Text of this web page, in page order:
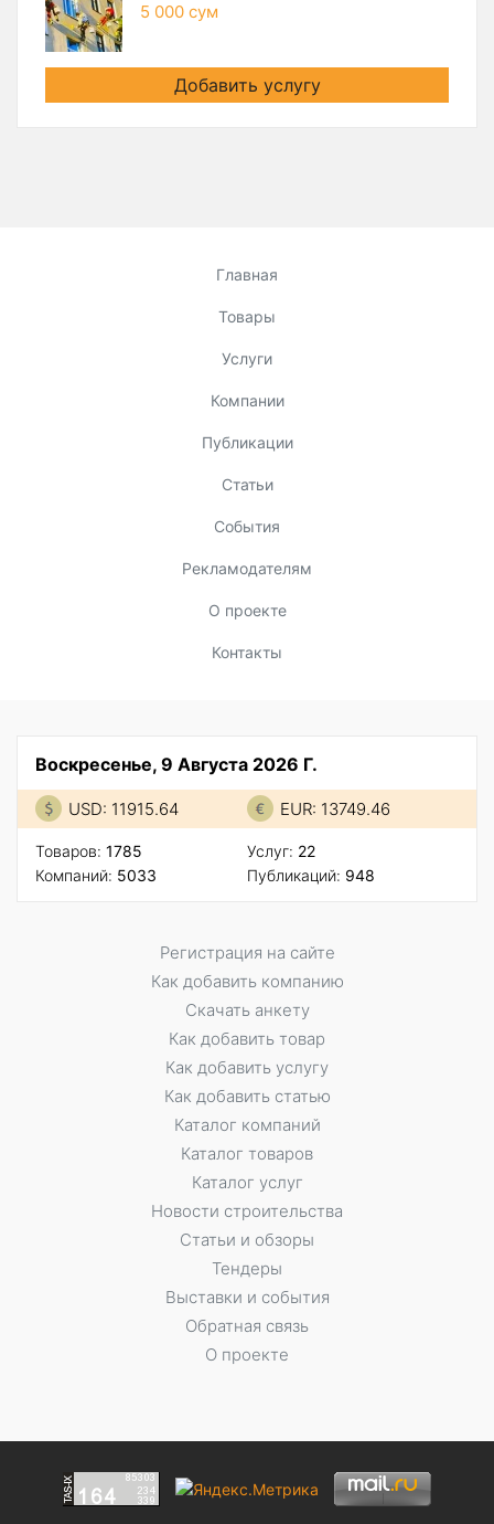
5 000 сум
Добавить услугу
Главная
Товары
Услуги
Компании
Публикации
Статьи
События
Рекламодателям
О проекте
Контакты
Воскресенье, 9 Августа 2026 Г.
USD: 11915.64 EUR: 13749.46
Товаров: 1785
Компаний: 5033
Услуг: 22
Публикаций: 948
Регистрация на сайте
Как добавить компанию
Скачать анкету
Как добавить товар
Как добавить услугу
Как добавить статью
Каталог компаний
Каталог товаров
Каталог услуг
Новости строительства
Статьи и обзоры
Тендеры
Выставки и события
Обратная связь
О проекте